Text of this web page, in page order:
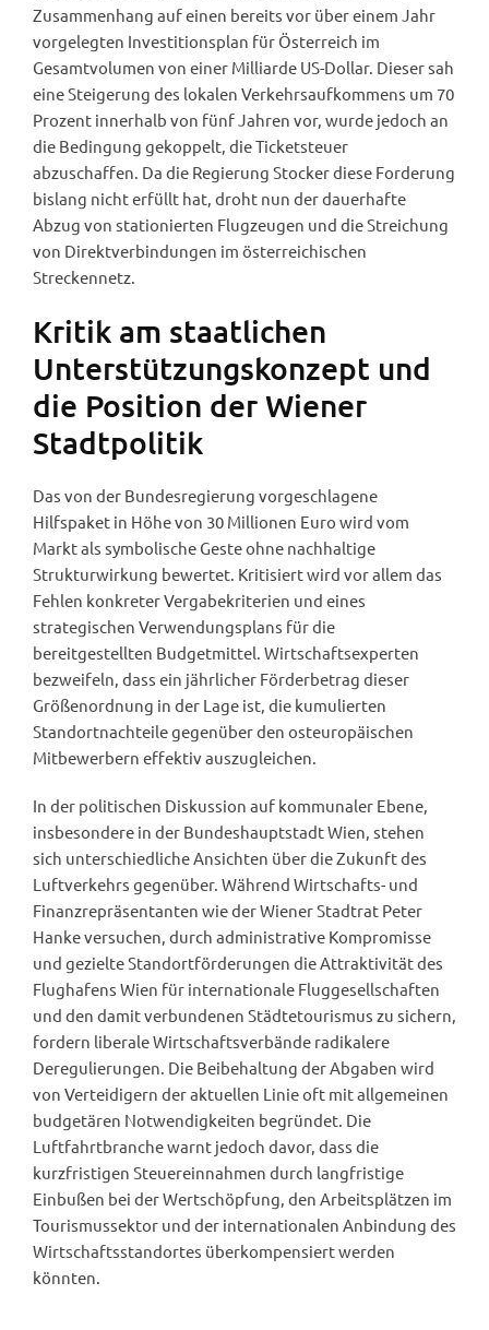
Zusammenhang auf einen bereits vor über einem Jahr
vorgelegten Investitionsplan für Österreich im
Gesamtvolumen von einer Milliarde US-Dollar. Dieser sah
eine Steigerung des lokalen Verkehrsaufkommens um 70
Prozent innerhalb von fünf Jahren vor, wurde jedoch an
die Bedingung gekoppelt, die Ticketsteuer
abzuschaffen. Da die Regierung Stocker diese Forderung
bislang nicht erfüllt hat, droht nun der dauerhafte
Abzug von stationierten Flugzeugen und die Streichung
von Direktverbindungen im österreichischen
Streckennetz.
Kritik am staatlichen
Unterstützungskonzept und
die Position der Wiener
Stadtpolitik
Das von der Bundesregierung vorgeschlagene
Hilfspaket in Höhe von 30 Millionen Euro wird vom
Markt als symbolische Geste ohne nachhaltige
Strukturwirkung bewertet. Kritisiert wird vor allem das
Fehlen konkreter Vergabekriterien und eines
strategischen Verwendungsplans für die
bereitgestellten Budgetmittel. Wirtschaftsexperten
bezweifeln, dass ein jährlicher Förderbetrag dieser
Größenordnung in der Lage ist, die kumulierten
Standortnachteile gegenüber den osteuropäischen
Mitbewerbern effektiv auszugleichen.
In der politischen Diskussion auf kommunaler Ebene,
insbesondere in der Bundeshauptstadt Wien, stehen
sich unterschiedliche Ansichten über die Zukunft des
Luftverkehrs gegenüber. Während Wirtschafts- und
Finanzrepräsentanten wie der Wiener Stadtrat Peter
Hanke versuchen, durch administrative Kompromisse
und gezielte Standortförderungen die Attraktivität des
Flughafens Wien für internationale Fluggesellschaften
und den damit verbundenen Städtetourismus zu sichern,
fordern liberale Wirtschaftsverbände radikalere
Deregulierungen. Die Beibehaltung der Abgaben wird
von Verteidigern der aktuellen Linie oft mit allgemeinen
budgetären Notwendigkeiten begründet. Die
Luftfahrtbranche warnt jedoch davor, dass die
kurzfristigen Steuereinnahmen durch langfristige
Einbußen bei der Wertschöpfung, den Arbeitsplätzen im
Tourismussektor und der internationalen Anbindung des
Wirtschaftsstandortes überkompensiert werden
könnten.